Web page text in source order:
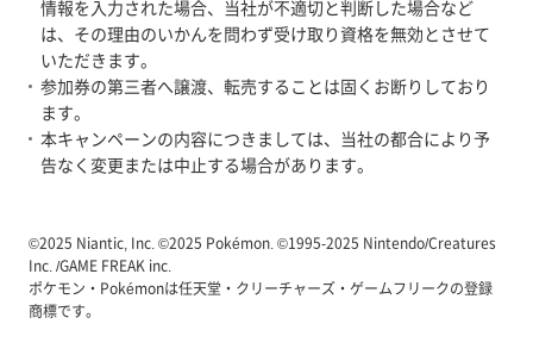
情報を入力された場合、当社が不適切と判断した場合など
は、その理由のいかんを問わず受け取り資格を無効とさせて
いただきます。
参加券の第三者へ譲渡、転売することは固くお断りしており
ます。
本キャンペーンの内容につきましては、当社の都合により予
告なく変更または中止する場合があります。
©2025 Niantic, Inc. ©2025 Pokémon. ©1995-2025 Nintendo/Creatures
Inc. /GAME FREAK inc.
ポケモン・Pokémonは任天堂・クリーチャーズ・ゲームフリークの登録
商標です。